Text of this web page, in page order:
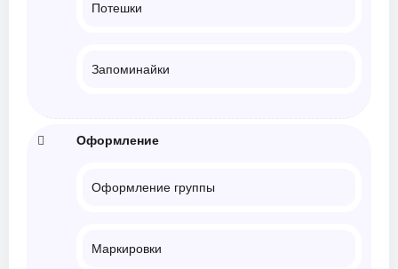
Потешки
Запоминайки
Оформление
Оформление группы
Маркировки